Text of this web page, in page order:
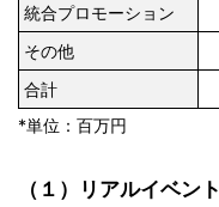
統合プロモーション
その他
合計
*単位：百万円
（１）リアルイベント